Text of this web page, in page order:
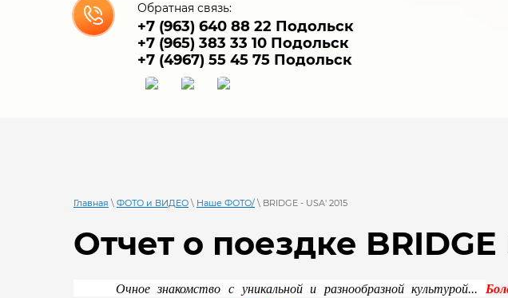
Обратная связь:
+7 (963) 640 88 22 Подольск
+7 (965) 383 33 10 Подольск
+7 (4967) 55 45 75 Подольск
Главная \ ФОТО и ВИДЕО \ Наше ФОТО/ \ BRIDGE - USA' 2015
Отчет о поездке
Очное знакомство с уникальной и разнообразной культурой...